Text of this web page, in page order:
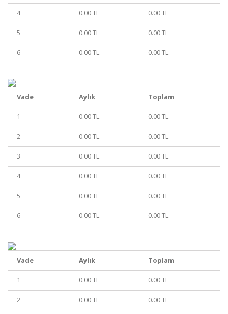
4 0.00 TL 0.00 TL
5 0.00 TL 0.00 TL
6 0.00 TL 0.00 TL
Vade Aylık Toplam
1 0.00 TL 0.00 TL
2 0.00 TL 0.00 TL
3 0.00 TL 0.00 TL
4 0.00 TL 0.00 TL
5 0.00 TL 0.00 TL
6 0.00 TL 0.00 TL
Vade Aylık Toplam
1 0.00 TL 0.00 TL
2 0.00 TL 0.00 TL